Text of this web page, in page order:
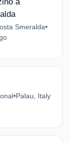
Smeralda•
•Palau, Italy